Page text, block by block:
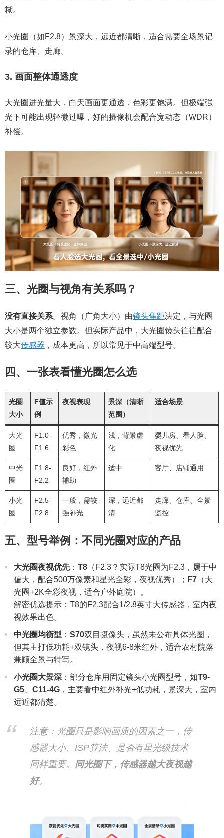
糊。
小光圈（如F2.8）景深大，远近都清晰，适合需要全场景记
录的仓库、走廊。
3. 画面整体通透度
大光圈进光量大，白天画面更通透，色彩更饱满。但极端强
光下可能出现轻微过曝，好的摄像机会配合宽动态（WDR）
补偿。
三、光圈与视角有关系吗？
没有直接关系。视角（广角大小）由镜头焦距决定，与光圈
大小是两个独立参数。但实际产品中，大光圈镜头往往配合
较大传感器 ，成本更高，所以常见于中高端型号。
四、一张表看懂光圈怎么选
光圈
大小
F值示
例
夜视表现
景深（清晰
范围）
适合场景
大光
圈
F1.0-
F1.6
优秀，微光
彩色
浅，背景虚
化
婴儿房、看人脸、
夜视优先
中光
圈
F1.8-
F2.2
良好，红外
辅助
适中 客厅、店铺通用
小光
圈
F2.5-
F2.8
一般，需较
强补光
深，远近都
清
走廊、仓库、全景
监控
五、型号举例：不同光圈对应的产品
大光圈夜视优先： T8 （F2.3？实际T8光圈为F2.3，属于中
偏大，配合500万像素和星光全彩，夜视优秀）； F7 （大
光圈+2K全彩夜视，适合户外庭院）。
解密优选提示：T8的F2.3配合1/2.8英寸大传感器，室内夜
视效果出色。
中光圈均衡型 ： S70双目摄像头，虽然未公布具体光圈，
但其主打低功耗+双镜头，夜视6-8米红外，适合农村院落
兼顾全景与特写。
小光圈大景深 ：部分仓库用固定镜头小光圈型号，如T9-
G5
C11-4G ，主要看中红外补光+低功耗，景深大，室内
远近都清楚。
注意：光圈只是影响画质的因素之一，传
感器大小、ISP算法、是否有星光级技术
同样重要。 同光圈下，传感器越大夜视越
好。